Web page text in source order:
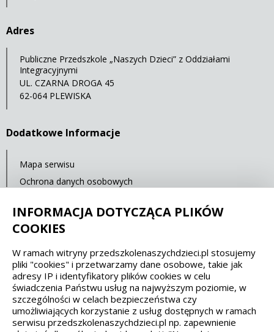
Adres
Publiczne Przedszkole „Naszych Dzieci” z Oddziałami
Integracyjnymi
UL. CZARNA DROGA 45
62-064 PLEWISKA
Dodatkowe Informacje
Mapa serwisu
Ochrona danych osobowych
Ostatnia aktualizacja: 14.07.2021 12:00
Spełniamy standardy dostępności oraz W3C
WCAG 2.1 SECTION 508 EAA/EN 301549
IS 5568
INFORMACJA DOTYCZĄCA PLIKÓW
COOKIES
W ramach witryny przedszkolenaszychdzieci.pl stosujemy
pliki "cookies" i przetwarzamy dane osobowe, takie jak
adresy IP i identyfikatory plików cookies w celu
świadczenia Państwu usług na najwyższym poziomie, w
szczególności w celach bezpieczeństwa czy
umożliwiających korzystanie z usług dostępnych w ramach
serwisu przedszkolenaszychdzieci.pl np. zapewnienie